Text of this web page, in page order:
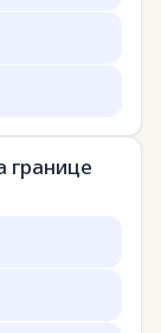
границе